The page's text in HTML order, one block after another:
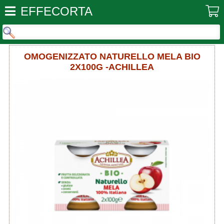
EFFECORTA
OMOGENIZZATO NATURELLO MELA BIO
2X100G -ACHILLEA